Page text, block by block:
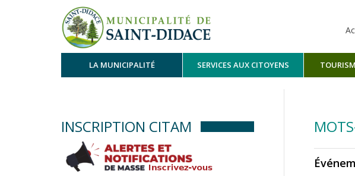
LA MUNICIPALITÉ SERVICES AUX CITOYENS
INSCRIPTION CITAM